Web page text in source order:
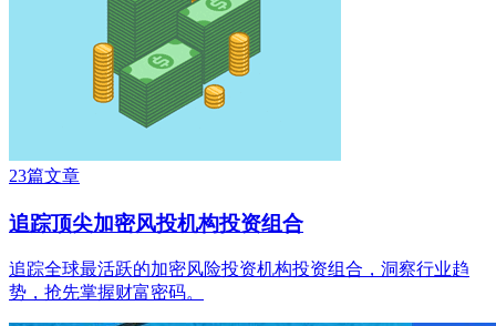
23篇文章
追踪顶尖加密风投机构投资组合
追踪全球最活跃的加密风险投资机构投资组合，洞察行业趋
势，抢先掌握财富密码。